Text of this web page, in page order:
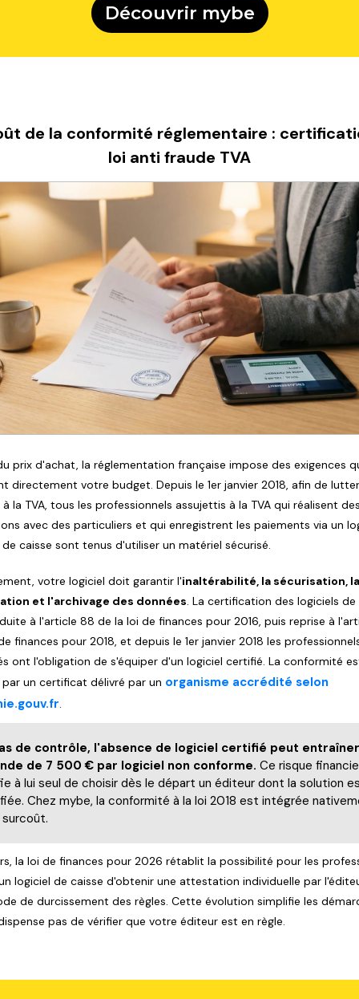
Découvrir mybe
de la conformité réglementaire :
loi anti fraude TVA
prix d'achat, la réglementation française impose des exigences
directement votre budget. Depuis le 1er janvier 2018, afin de
la TVA, tous les professionnels assujettis à la TVA qui réalisent
avec des particuliers et qui enregistrent les paiements via un
caisse sont tenus d'utiliser un matériel sécurisé.
votre logiciel doit garantir l'inaltérabilité, la sécurisation, la
et l'archivage des données . La certification des logiciels
à l'article 88 de la loi de finances pour 2016, puis reprise à
finances pour 2018, et depuis le 1er janvier 2018 les
ont l'obligation de s'équiper d'un logiciel certifié. La conformité
un certificat délivré par un organisme accrédité selon
de contrôle, l'absence de logiciel certifié peut
de 7 500 € par logiciel non conforme. Ce risque
à lui seul de choisir dès le départ un éditeur dont la solution
Chez mybe, la conformité à la loi 2018 est intégrée
surcoût.
la loi de finances pour 2026 rétablit la possibilité pour les
logiciel de caisse d'obtenir une attestation individuelle par
de durcissement des règles. Cette évolution simplifie les
pas de vérifier que votre éditeur est en règle.